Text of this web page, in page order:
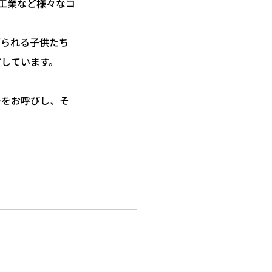
れる子供たち
ています。
お呼びし、そ